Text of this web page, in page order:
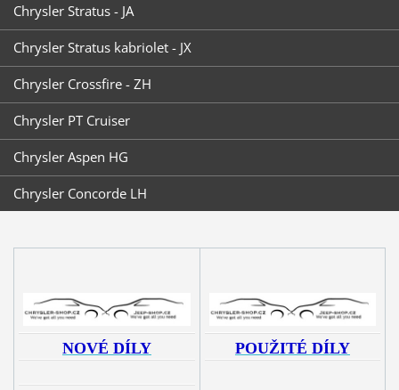
Chrysler Stratus - JA
Chrysler Stratus kabriolet - JX
Chrysler Crossfire - ZH
Chrysler PT Cruiser
Chrysler Aspen HG
Chrysler Concorde LH
NOVÉ DÍLY POUŽITÉ DÍLY